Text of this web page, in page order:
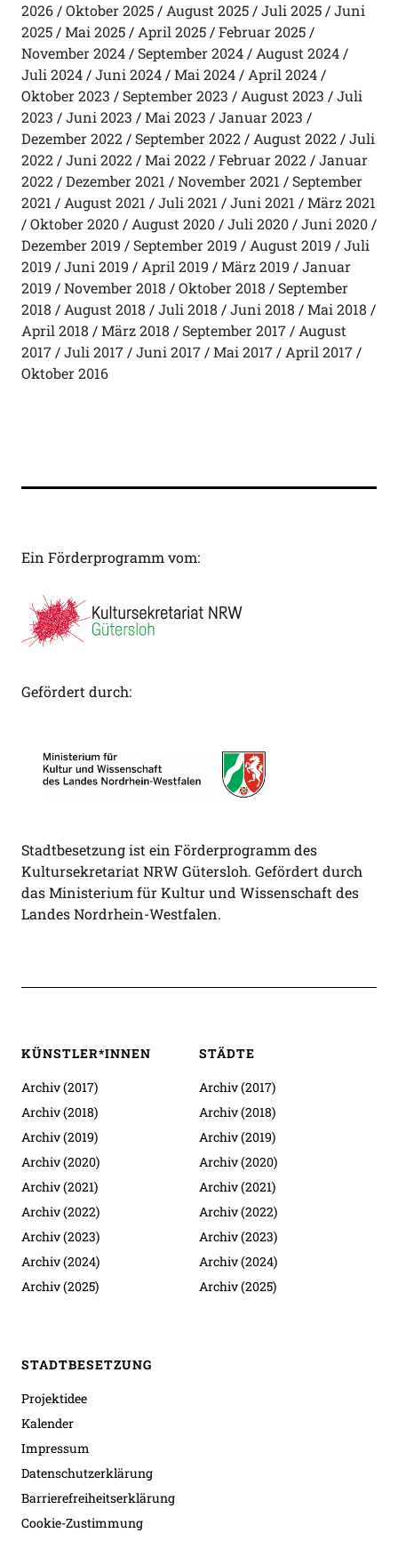
2026
Oktober 2025 August 2025 Juli 2025
Juni
2025
Mai 2025 April 2025
Februar 2025
November 2024
September 2024
August 2024
Juli 2024
Juni 2024 Mai 2024
April 2024
Oktober 2023
September 2023 August 2023
Juli
2023
Juni 2023 Mai 2023
Januar 2023
Dezember 2022
September 2022 August 2022
Juli
2022
Juni 2022 Mai 2022 Februar 2022
Januar
2022
Dezember 2021 November 2021
September
2021
August 2021 Juli 2021 Juni 2021
März 2021
Oktober 2020
August 2020 Juli 2020
Juni 2020
Dezember 2019
September 2019 August 2019
Juli
2019
Juni 2019 April 2019 März 2019
Januar
2019
November 2018 Oktober 2018
September
2018
August 2018 Juli 2018 Juni 2018
Mai 2018
April 2018
März 2018 September 2017
August
2017
Juli 2017 Juni 2017 Mai 2017
April 2017
Oktober 2016
Ein Förderprogramm vom:
Gefördert durch:
Stadtbesetzung ist ein Förderprogramm des
Kultursekretariat NRW Gütersloh. Gefördert durch
das Ministerium für Kultur und Wissenschaft des
Landes Nordrhein-Westfalen.
KÜNSTLER*INNEN
Archiv (2017)
Archiv (2018)
Archiv (2019)
Archiv (2020)
Archiv (2021)
Archiv (2022)
Archiv (2023)
Archiv (2024)
Archiv (2025)
STÄDTE
Archiv (2017)
Archiv (2018)
Archiv (2019)
Archiv (2020)
Archiv (2021)
Archiv (2022)
Archiv (2023)
Archiv (2024)
Archiv (2025)
STADTBESETZUNG
Projektidee
Kalender
Impressum
Datenschutzerklärung
Barrierefreiheitserklärung
Cookie-Zustimmung